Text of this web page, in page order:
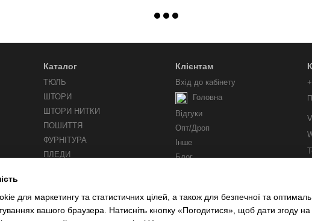
Каталог
ТЮЛЬ
ШТОРИ
ШТОРИ НИТКИ
ПОШИТТЯ
ФУРНІТУРА
ПЛЕДИ
Клієнтам
Вхід до кабінету
Головна
Відгуки
Опт/Дроп
Інше
Блог
для маркетингу та статистичних цілей, а також для безпечної та
вашого браузера. Натисніть кнопку «Погодитися», щоб дати згоду на